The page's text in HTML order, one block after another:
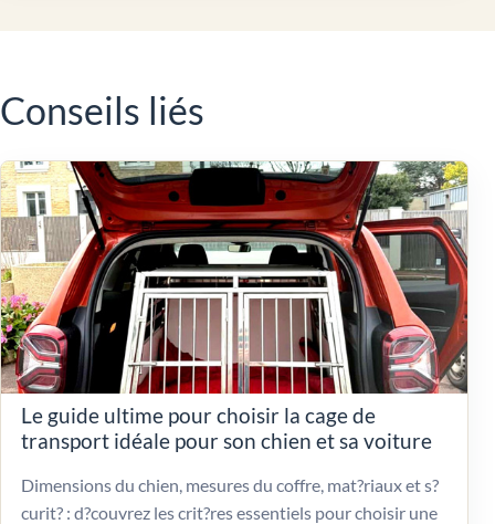
Conseils liés
Le guide ultime pour choisir la cage de
transport idéale pour son chien et sa voiture
Dimensions du chien, mesures du coffre, mat?riaux et s?
curit? : d?couvrez les crit?res essentiels pour choisir une